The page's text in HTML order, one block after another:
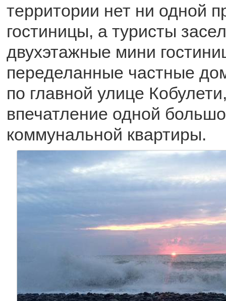
территории нет ни одной
гостиницы, а туристы
двухэтажные мини
переделанные частные
по главной улице
впечатление одной
коммунальной квартиры.